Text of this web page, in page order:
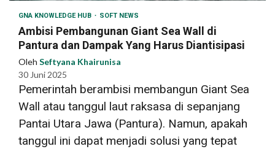
GNA KNOWLEDGE HUB SOFT NEWS
Ambisi Pembangunan Giant Sea Wall di
Pantura dan Dampak Yang Harus Diantisipasi
Oleh Seftyana Khairunisa
30 Juni 2025
Pemerintah berambisi membangun Giant Sea
Wall atau tanggul laut raksasa di sepanjang
Pantai Utara Jawa (Pantura). Namun, apakah
tanggul ini dapat menjadi solusi yang tepat